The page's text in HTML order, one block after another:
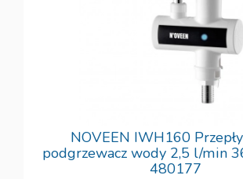
NOVEEN IWH160
podgrzewacz wody 2,5 l/min
480177